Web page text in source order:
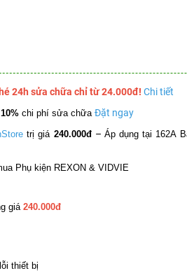
24h sửa chữa chỉ từ 24.000đ! Chi tiết
10% chi phí sửa chữa Đặt ngay
trị giá 240.000đ – Áp dụng tại 162A
Phụ kiện REXON & VIDVIE
giá240.000đ
thiết bị